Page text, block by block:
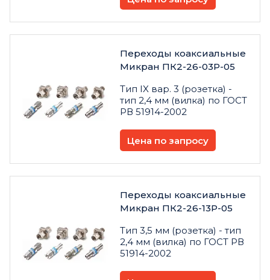
Переходы коаксиальные
Микран ПК2-26-03Р-05
Тип IX вар. 3 (розетка) -
тип 2,4 мм (вилка) по ГОСТ
РВ 51914-2002
Цена по запросу
Переходы коаксиальные
Микран ПК2-26-13Р-05
Тип 3,5 мм (розетка) - тип
2,4 мм (вилка) по ГОСТ РВ
51914-2002